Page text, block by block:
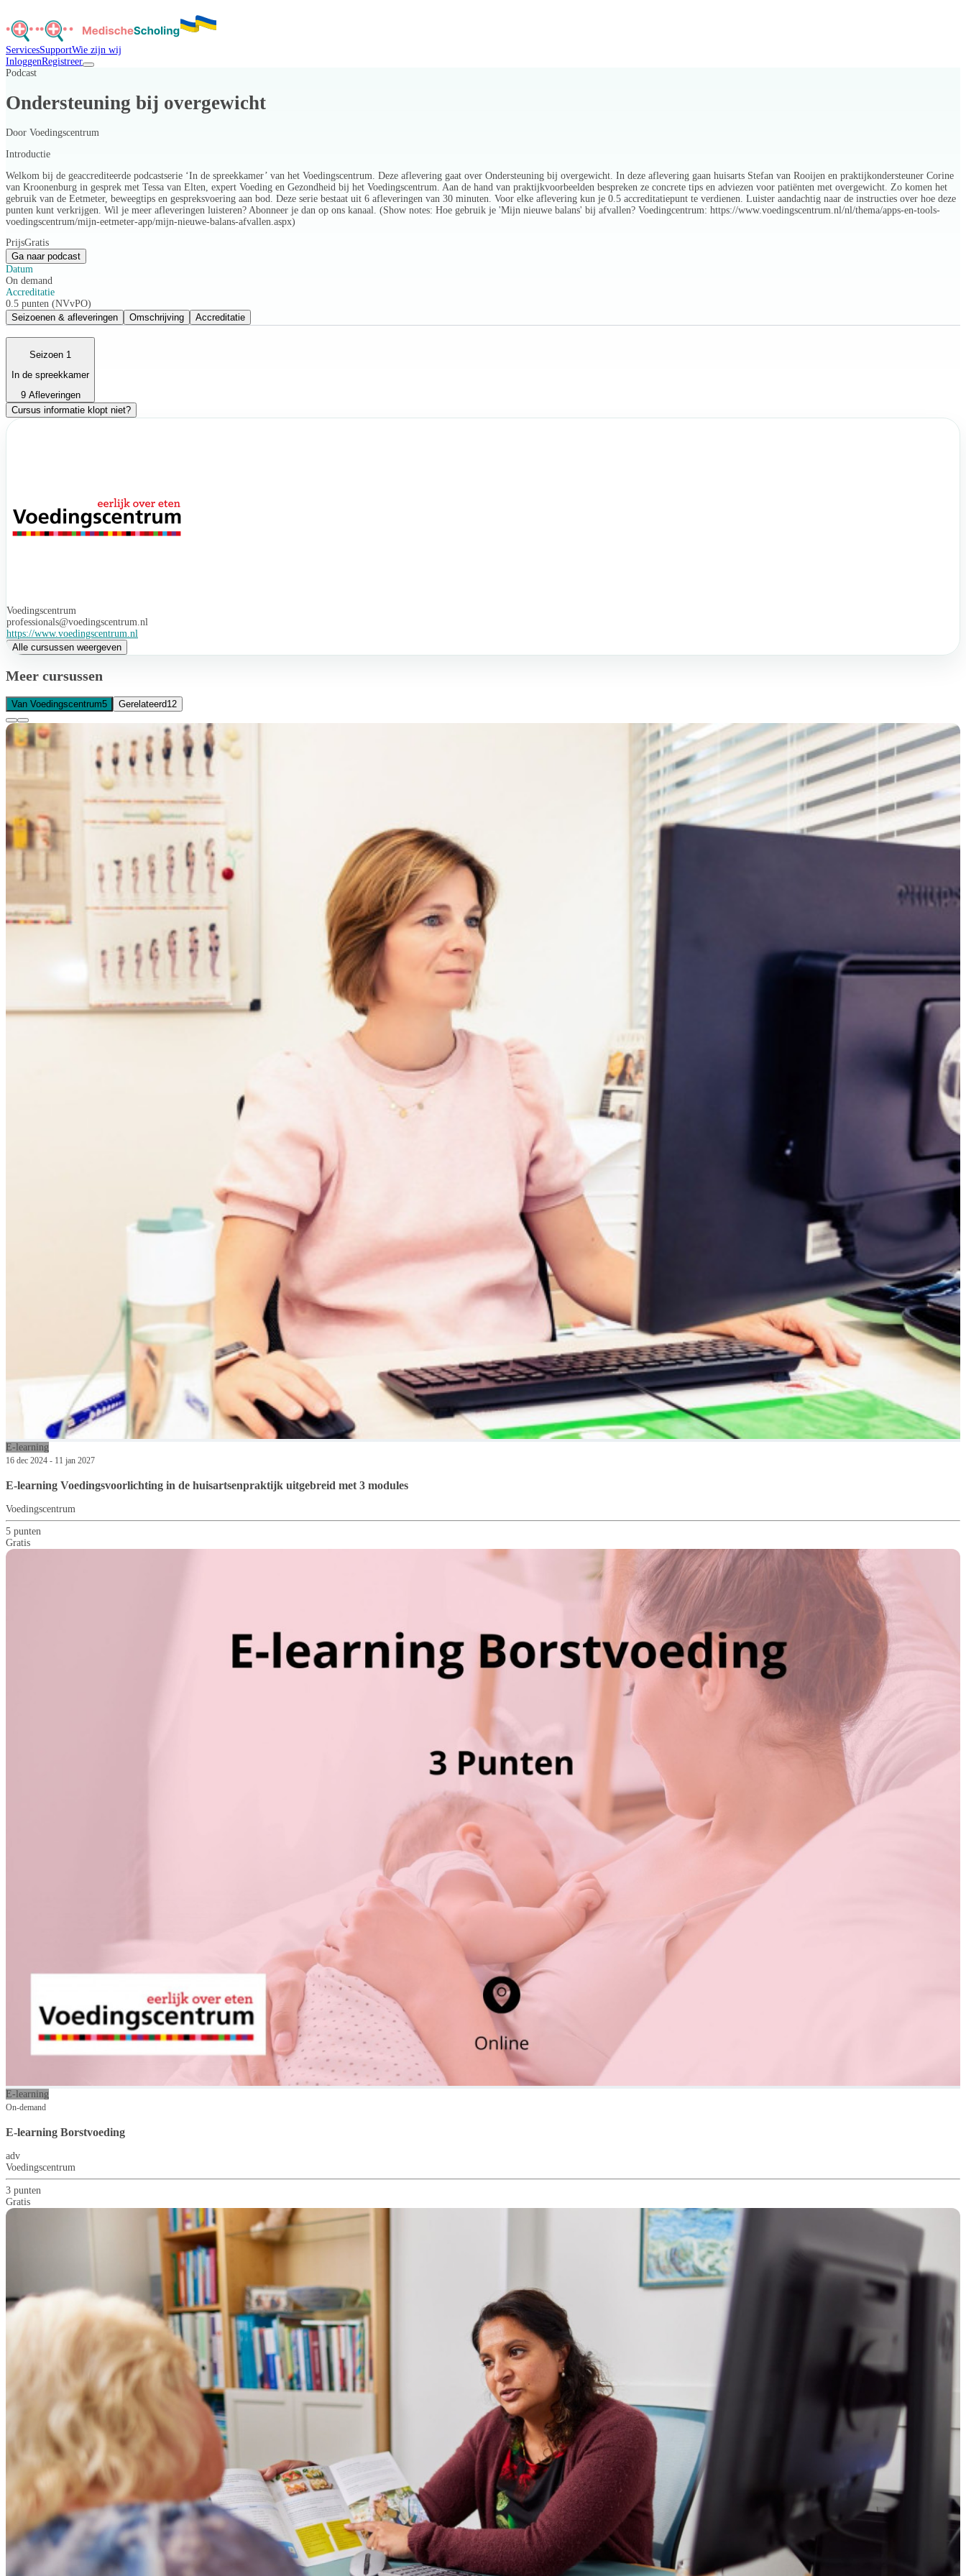
ServicesSupportWie zijn wij
InloggenRegistreer
Podcast
Ondersteuning bij overgewicht
Door Voedingscentrum
Introductie
Welkom bij de geaccrediteerde podcastserie ‘In de spreekkamer’ van het Voedingscentrum. Deze aflevering gaat over Ondersteuning bij overgewicht. In deze aflevering gaan huisarts Stefan van Rooijen en praktijkondersteuner Corine
van Kroonenburg in gesprek met Tessa van Elten, expert Voeding en Gezondheid bij het Voedingscentrum. Aan de hand van praktijkvoorbeelden bespreken ze concrete tips en adviezen voor patiënten met overgewicht. Zo komen het
gebruik van de Eetmeter, beweegtips en gespreksvoering aan bod. Deze serie bestaat uit 6 afleveringen van 30 minuten. Voor elke aflevering kun je 0.5 accreditatiepunt te verdienen. Luister aandachtig naar de instructies over hoe deze
punten kunt verkrijgen. Wil je meer afleveringen luisteren? Abonneer je dan op ons kanaal. (Show notes: Hoe gebruik je 'Mijn nieuwe balans' bij afvallen? Voedingcentrum: https://www.voedingscentrum.nl/nl/thema/apps-en-tools-
voedingscentrum/mijn-eetmeter-app/mijn-nieuwe-balans-afvallen.aspx)
PrijsGratis
Ga naar podcast
Datum
On demand
Accreditatie
0.5 punten (NVvPO)
Seizoenen & afleveringen
Omschrijving Accreditatie
Seizoen 1
In de spreekkamer
9 Afleveringen
Cursus informatie klopt niet?
Voedingscentrum
professionals@voedingscentrum.nl
https://www.voedingscentrum.nl
Alle cursussen weergeven
Meer cursussen
Van Voedingscentrum5 Gerelateerd12
E-learning
16 dec 2024 - 11 jan 2027
E-learning Voedingsvoorlichting in de huisartsenpraktijk uitgebreid met 3 modules
Voedingscentrum
5 punten
Gratis
E-learning
On-demand
E-learning Borstvoeding
adv
Voedingscentrum
3 punten
Gratis